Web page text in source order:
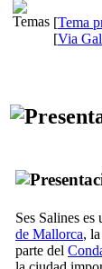
[Tema
[Via
Ses Salines es
de Mallorca,
parte del